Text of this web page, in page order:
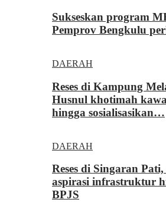
Sukseskan program
Pemprov Bengkulu
DAERAH
Reses di Kampung
Husnul khotimah
hingga sosialisasikan…
DAERAH
Reses di Singaran
aspirasi infrastruktur
BPJS